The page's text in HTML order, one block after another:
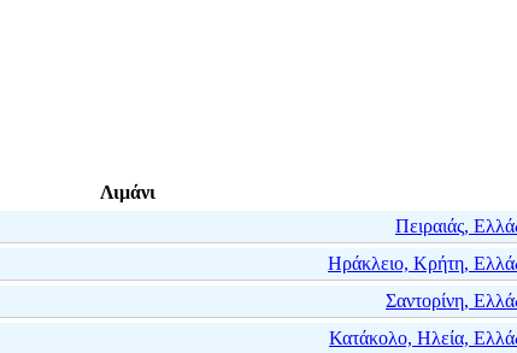
Λιμάνι
Πειραιάς,
Ηράκλειο, Κρήτη,
Σαντορίνη,
Κατάκολο, Ηλεία,